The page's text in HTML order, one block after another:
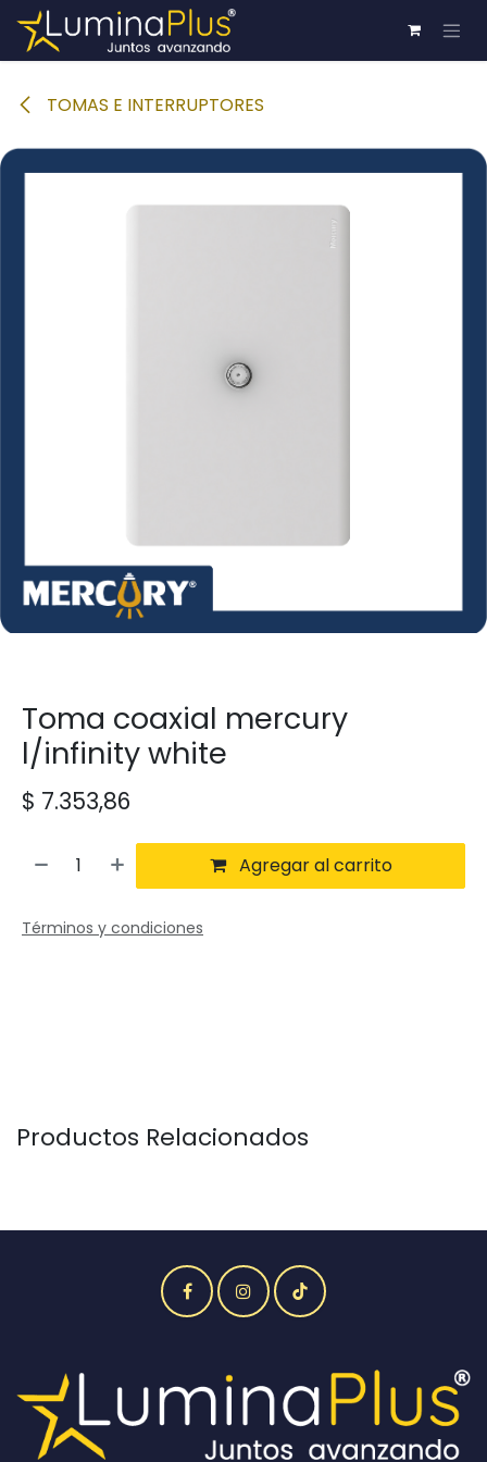
Ir al contenido
TOMAS E INTERRUPTORES
Toma coaxial mercury
l/infinity white
$ 7.353,86
Agregar al carrito
Términos y condiciones
Productos Relacionados